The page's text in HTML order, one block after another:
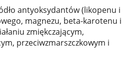
antyoksydantów (likopenu i
magnezu, beta-karotenu i
zmiękczającym,
przeciwzmarszczkowym i